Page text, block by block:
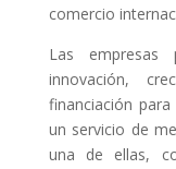
comercio
Las empresas
innovación,
financiación
un servicio de
una de ellas,